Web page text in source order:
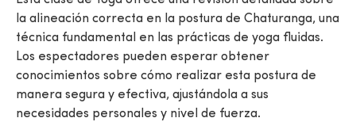
la alineación correcta en la postura de Chaturanga, una
técnica fundamental en las prácticas de yoga fluidas.
Los espectadores pueden esperar obtener
conocimientos sobre cómo realizar esta postura de
manera segura y efectiva, ajustándola a sus
necesidades personales y nivel de fuerza.